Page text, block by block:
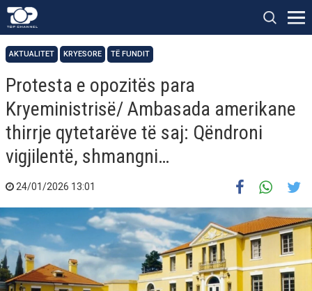
AKTUALITET KRYESORE TË FUNDIT
Protesta e opozitës para
Kryeministrisë/ Ambasada amerikane
thirrje qytetarëve të saj: Qëndroni
vigjilentë, shmangni…
24/01/2026 13:01